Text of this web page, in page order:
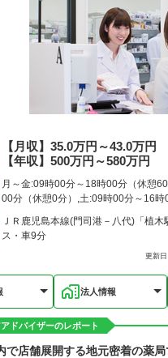
【月収】35.0万円～43.0万円
【年収】500万円～580万円
月～金:09時00分～18時00分（休憩
00分（休憩0分）,土:09時00分～16時
ＪＲ鹿児島本線(門司港－八代)「植木
ス・車9分
更新
法人情報
ドバイザーのレポート
で店舗展開する地元密着の薬局